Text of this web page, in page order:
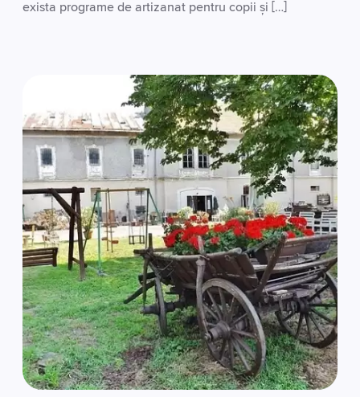
exista programe de artizanat pentru copii și […]